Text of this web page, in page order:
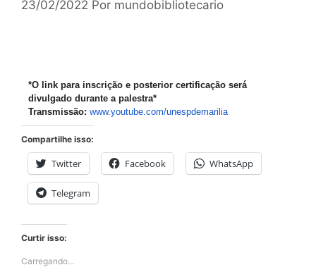
23/02/2022 Por mundobibliotecario
*O link para inscrição e posterior certificação será
divulgado durante a palestra*
Transmissão: www.youtube.com/unespdemarilia
Compartilhe isso:
Twitter Facebook WhatsApp
Telegram
Curtir isso:
Carregando...